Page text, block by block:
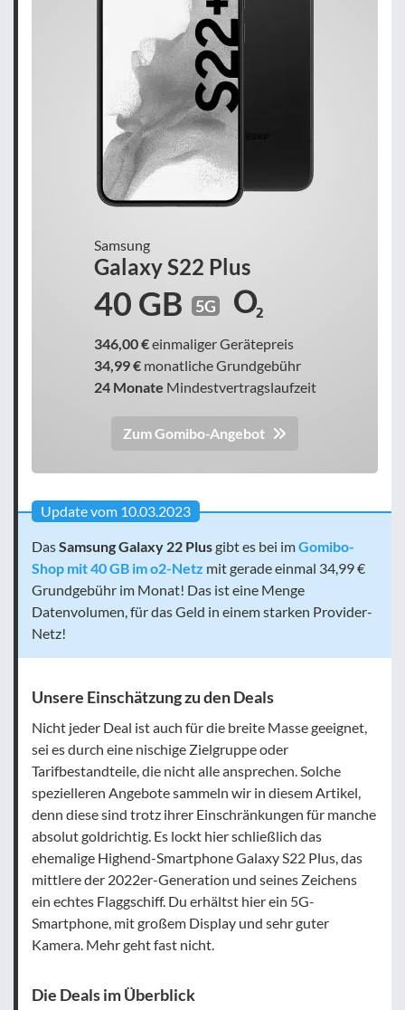
Samsung
Galaxy S22 Plus
40 GB 5G
346,00 €einmaliger Gerätepreis
34,99 € monatliche Grundgebühr
24 Monate Mindestvertragslaufzeit
Zum Gomibo-Angebot
Update vom 10.03.2023
DasSamsung Galaxy 22 Plusgibt es bei imGomibo-
Shop mit 40 GB im o2-Netz mit gerade einmal 34,99 €
Grundgebühr im Monat! Das ist eine Menge
Datenvolumen, für das Geld in einem starken Provider-
Netz!
Unsere Einschätzung zu den Deals
Nicht jeder Deal ist auch für die breite Masse geeignet,
sei es durch eine nischige Zielgruppe oder
Tarifbestandteile, die nicht alle ansprechen. Solche
spezielleren Angebote sammeln wir in diesem Artikel,
denn diese sind trotz ihrer Einschränkungen für manche
absolut goldrichtig. Es lockt hier schließlich das
ehemalige Highend-Smartphone Galaxy S22 Plus, das
mittlere der 2022er-Generation und seines Zeichens
ein echtes Flaggschiff. Du erhältst hier ein 5G-
Smartphone, mit großem Display und sehr guter
Kamera. Mehr geht fast nicht.
Die Deals im Überblick